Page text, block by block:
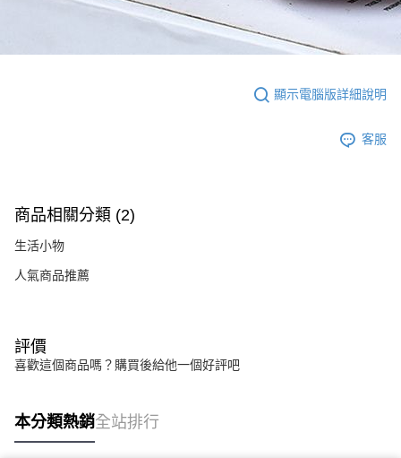
顯示電腦版詳細說明
客服
商品相關分類 (2)
生活小物
人氣商品推薦
評價
喜歡這個商品嗎？購買後給他一個好評吧
本分類熱銷全站排行